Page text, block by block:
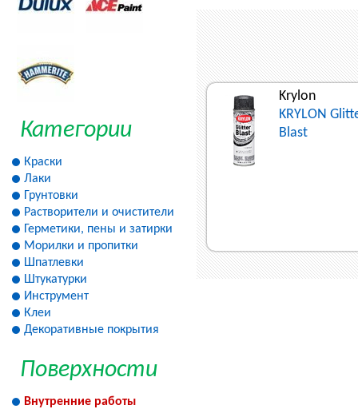
Категории
Краски
Лаки
Грунтовки
Растворители и очистители
Герметики, пены и затирки
Морилки и пропитки
Шпатлевки
Штукатурки
Инструмент
Клеи
Декоративные покрытия
Поверхности
Внутренние работы
Krylon
KRYLON
Blast